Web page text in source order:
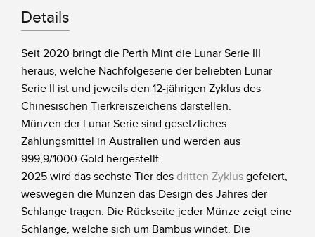
Details
Seit 2020 bringt die Perth Mint die Lunar Serie III
heraus, welche Nachfolgeserie der beliebten Lunar
Serie II ist und jeweils den 12-jährigen Zyklus des
Chinesischen Tierkreiszeichens darstellen.
Münzen der Lunar Serie sind gesetzliches
Zahlungsmittel in Australien und werden aus
999,9/1000 Gold hergestellt.
2025 wird das sechste Tier des dritten Zyklus gefeiert,
weswegen die Münzen das Design des Jahres der
Schlange tragen. Die Rückseite jeder Münze zeigt eine
Schlange, welche sich um Bambus windet. Die